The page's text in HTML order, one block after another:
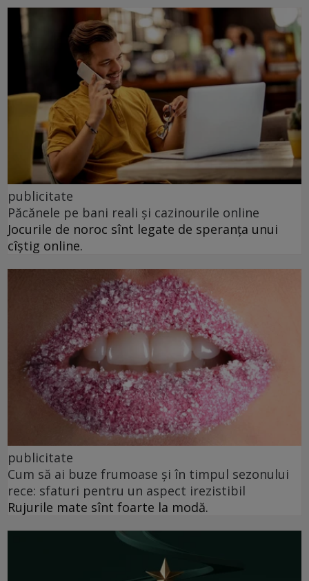
publicitate
Păcănele pe bani reali și cazinourile online
Jocurile de noroc sînt legate de speranța unui
cîștig online.
publicitate
Cum să ai buze frumoase şi în timpul sezonului
rece: sfaturi pentru un aspect irezistibil
Rujurile mate sînt foarte la modă.